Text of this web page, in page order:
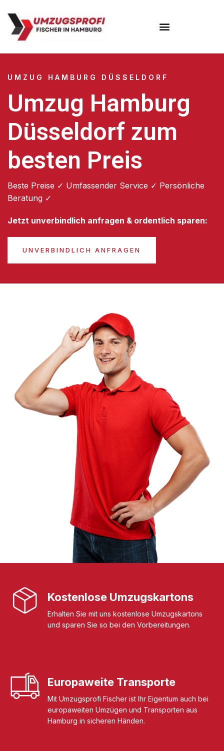
UMZUG HAMBURG DÜSSELDORF
Umzug Hamburg
Düsseldorf zum
besten Preis
Beste Preise ✓ Umfassender Service ✓ Persönliche
Beratung ✓
Jetzt unverbindlich anfragen & ordentlich sparen:
UNVERBINDLICH ANFRAGEN
Kostenlose Umzugskartons
Erhalten Sie mit uns kostenlose Umzugskartons
und sparen Sie so bei den Vorbereitungen.
Europaweite Transporte
Mit Umzugsprofi Fischer ist Ihr Eigentum auch bei
europaweiten Umzügen und Transporten aus
Hamburg in sicheren Händen.